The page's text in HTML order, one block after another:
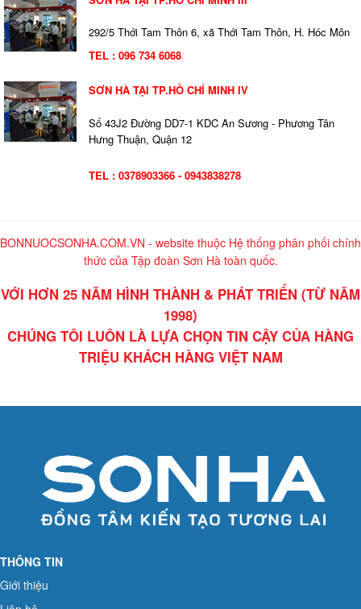
292/5 Thới Tam Thôn 6, xã Thới Tam Thôn, H. Hóc Môn
TEL : 096 734 6068
SƠN HÀ TẠI TP.HỒ CHÍ MINH IV
Số 43J2 Đường DD7-1 KDC An Sương - Phương Tân
Hưng Thuận, Quận 12
TEL : 0378903366 - 0943838278
BONNUOCSONHA.COM.VN - website thuộc Hệ thống phân phối chính
thức của Tập đoàn Sơn Hà toàn quốc.
VỚI HƠN 25 NĂM HÌNH THÀNH & PHÁT TRIỂN (TỪ NĂM
1998)
CHÚNG TÔI LUÔN LÀ LỰA CHỌN TIN CẬY CỦA HÀNG
TRIỆU KHÁCH HÀNG VIỆT NAM
THÔNG TIN
Giới thiệu